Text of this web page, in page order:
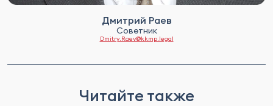
Дмитрий Раев
Советник
Dmitry.Raev@kkmp.legal
Читайте также